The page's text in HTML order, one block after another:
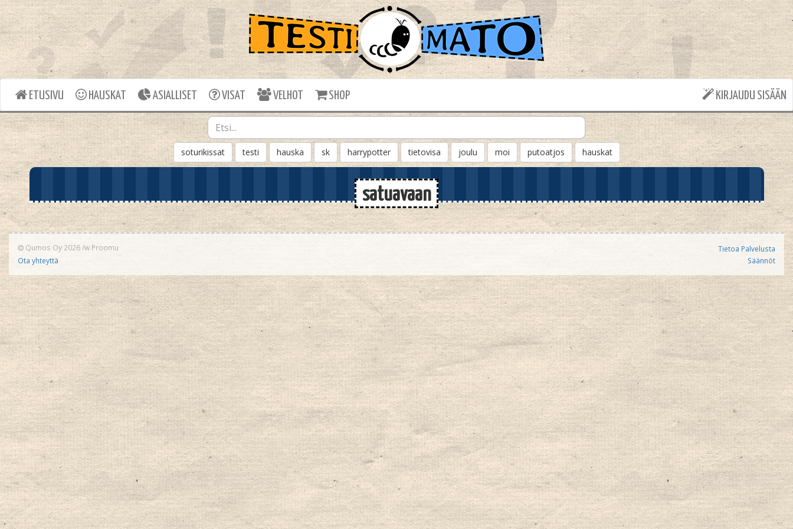
ETUSIVU HAUSKAT ASIALLISET VISAT VELHOT SHOP KIRJAUDU SISÄÄN
soturikissat testi hauska sk harrypotter tietovisa joulu moi putoatjos hauskat
satuavaan
Qumos Oy 2026/w Proomu
Ota yhteyttä
Tietoa Palvelusta
Säännöt